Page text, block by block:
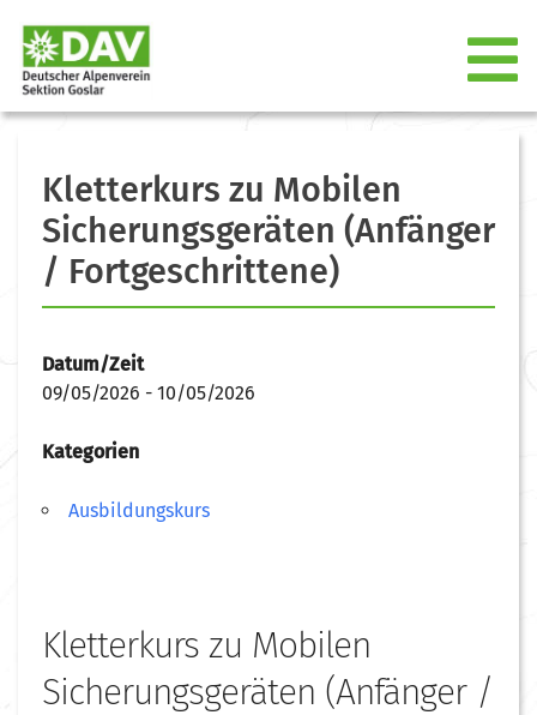
Kletterkurs zu Mobilen
Sicherungsgeräten (Anfänger
/ Fortgeschrittene)
Datum/Zeit
09/05/2026 - 10/05/2026
Kategorien
Ausbildungskurs
Kletterkurs zu Mobilen
Sicherungsgeräten (Anfänger /